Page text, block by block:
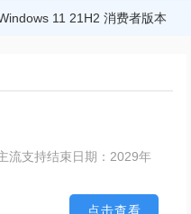
11 21H2 消费者版本
流支持结束日期：2029年
点击查看